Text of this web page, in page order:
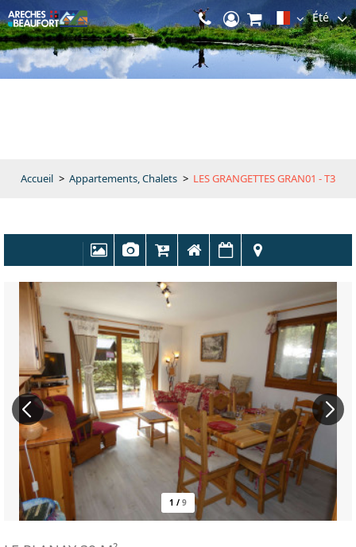
Été
Accueil > Appartements, Chalets > LES GRANGETTES GRAN01 - T3
1 / 9